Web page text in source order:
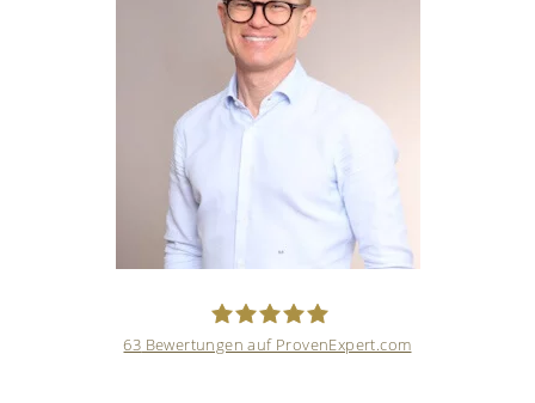
63 Bewertungen auf ProvenExpert.com